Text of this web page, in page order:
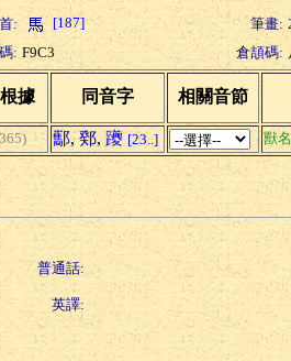
: [187] 筆畫:
: F9C3 倉頡碼:
根據 同音字 相關音節
酅, 鄈, 躨 [23..]
獸名
普通話:
英譯: